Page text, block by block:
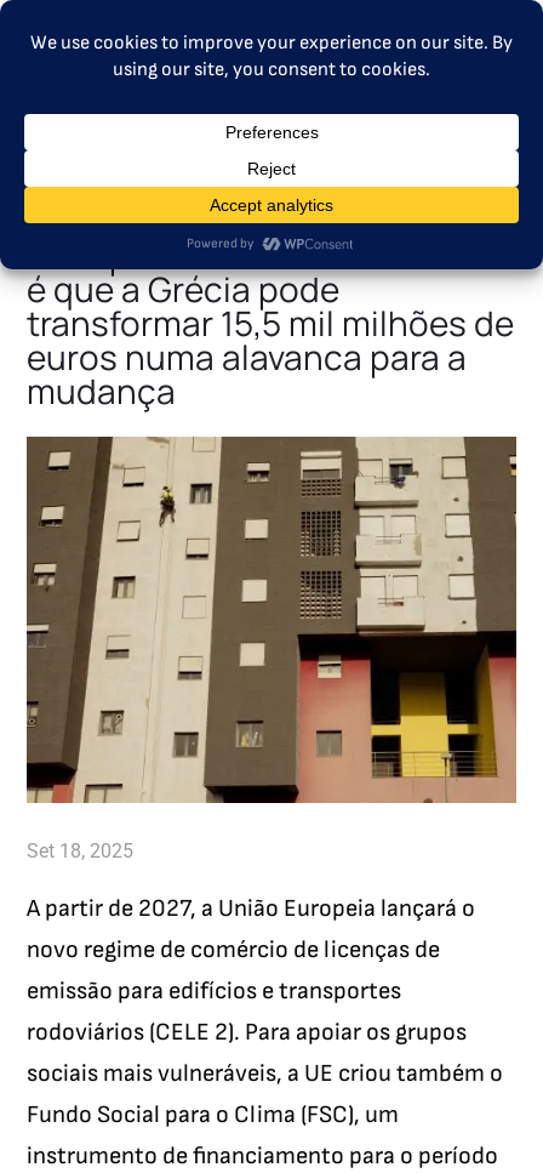
MENU
Imposto sobre o carbono no
aquecimento e nos
transportes rodoviários: Como
é que a Grécia pode
transformar 15,5 mil milhões de
euros numa alavanca para a
mudança
Set 18, 2025
A partir de 2027, a União Europeia lançará o
novo regime de comércio de licenças de
emissão para edifícios e transportes
rodoviários (CELE 2). Para apoiar os grupos
sociais mais vulneráveis, a UE criou também o
Fundo Social para o Clima (FSC), um
instrumento de financiamento para o período